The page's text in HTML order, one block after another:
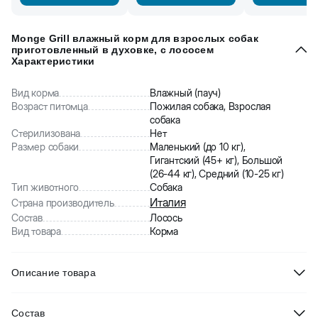
Monge Grill влажный корм для взрослых собак
приготовленный в духовке, c лососем
Характеристики
Вид корма
Влажный (пауч)
Возраст питомца
Пожилая собака, Взрослая
собака
Стерилизована
Нет
Размер собаки
Маленький (до 10 кг),
Гигантский (45+ кг), Большой
(26-44 кг), Средний (10-25 кг)
Тип животного
Собака
Страна производитель
Италия
Состав
Лосось
Вид товара
Корма
Описание товара
Состав